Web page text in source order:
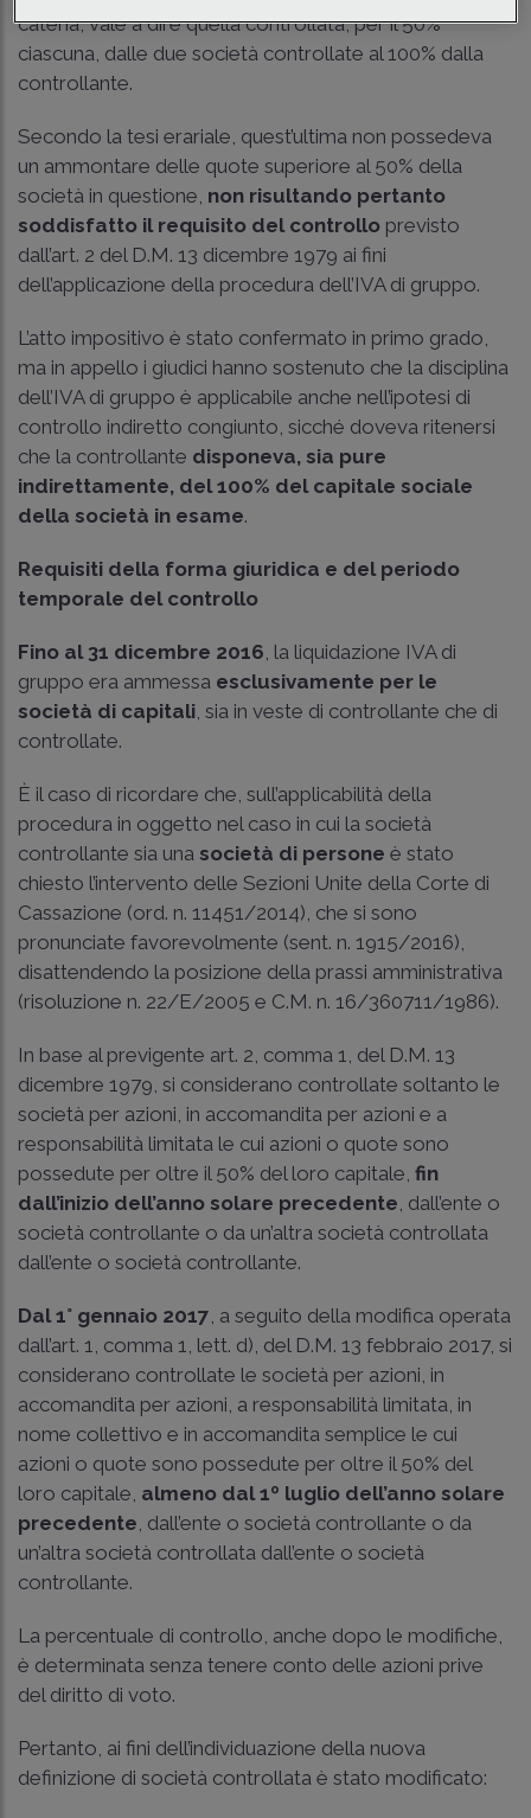
catena, vale a dire quella controllata, per il 50%
ciascuna, dalle due società controllate al 100% dalla
controllante.
Secondo la tesi erariale, quest’ultima non possedeva
un ammontare delle quote superiore al 50% della
società in questione, non risultando pertanto
soddisfatto il requisito del controllo previsto
dall’art. 2 del D.M. 13 dicembre 1979 ai fini
dell’applicazione della procedura dell’IVA di gruppo.
L’atto impositivo è stato confermato in primo grado,
ma in appello i giudici hanno sostenuto che la disciplina
dell’IVA di gruppo è applicabile anche nell’ipotesi di
controllo indiretto congiunto, sicché doveva ritenersi
che la controllante disponeva, sia pure
indirettamente, del 100% del capitale sociale
della società in esame.
Requisiti della forma giuridica e del periodo
temporale del controllo
Fino al 31 dicembre 2016, la liquidazione IVA di
gruppo era ammessa esclusivamente per le
società di capitali, sia in veste di controllante che di
controllate.
È il caso di ricordare che, sull’applicabilità della
procedura in oggetto nel caso in cui la società
controllante sia una società di persone è stato
chiesto l’intervento delle Sezioni Unite della Corte di
Cassazione (ord. n. 11451/2014), che si sono
pronunciate favorevolmente (sent. n. 1915/2016),
disattendendo la posizione della prassi amministrativa
(risoluzione n. 22/E/2005 e C.M. n. 16/360711/1986).
In base al previgente art. 2, comma 1, del D.M. 13
dicembre 1979, si considerano controllate soltanto le
società per azioni, in accomandita per azioni e a
responsabilità limitata le cui azioni o quote sono
possedute per oltre il 50% del loro capitale, fin
dall’inizio dell’anno solare precedente, dall’ente o
società controllante o da un’altra società controllata
dall’ente o società controllante.
Dal 1° gennaio 2017, a seguito della modifica operata
dall’art. 1, comma 1, lett. d), del D.M. 13 febbraio 2017, si
considerano controllate le società per azioni, in
accomandita per azioni, a responsabilità limitata, in
nome collettivo e in accomandita semplice le cui
azioni o quote sono possedute per oltre il 50% del
loro capitale, almeno dal 1º luglio dell’anno solare
precedente, dall’ente o società controllante o da
un’altra società controllata dall’ente o società
controllante.
La percentuale di controllo, anche dopo le modifiche,
è determinata senza tenere conto delle azioni prive
del diritto di voto.
Pertanto, ai fini dell’individuazione della nuova
definizione di società controllata è stato modificato: